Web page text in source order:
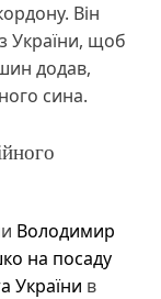
Він
України, щоб
додав,
сина.
Володимир
на посаду
України в